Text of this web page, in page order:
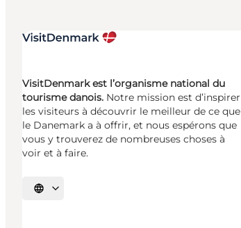
VisitDenmark est l’organisme national du
tourisme danois. Notre mission est d’inspirer
les visiteurs à découvrir le meilleur de ce que
le Danemark a à offrir, et nous espérons que
vous y trouverez de nombreuses choses à
voir et à faire.
Choisissez la langue